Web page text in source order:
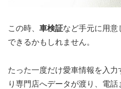
この時、 車検証など手元に用意
できるかもしれません。
たった一度だけ愛車情報を入
り専門店へデータが渡り、電